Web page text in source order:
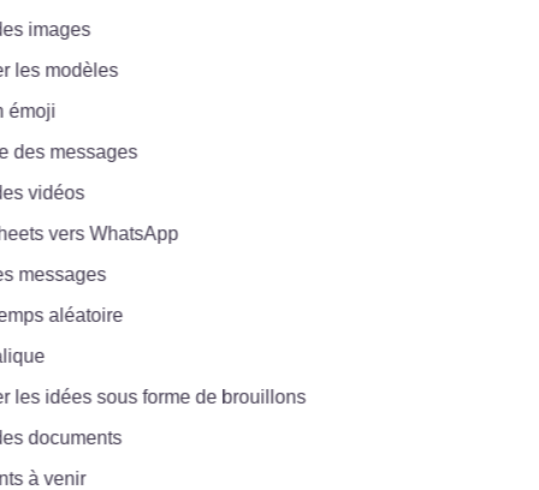
images
modèles
messages
vidéos
vers WhatsApp
aléatoire
idées sous forme de brouillons
documents
à venir